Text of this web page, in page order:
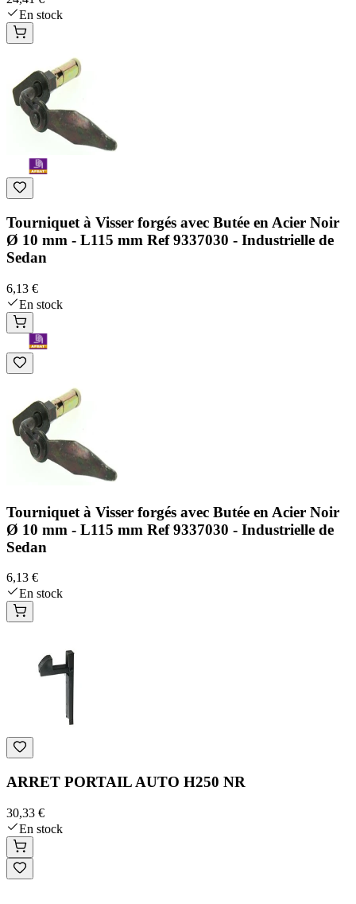
En stock
Tourniquet à Visser forgés avec Butée en Acier Noir
Ø 10 mm - L115 mm Ref 9337030 - Industrielle de
Sedan
6,13 €
En stock
Tourniquet à Visser forgés avec Butée en Acier Noir
Ø 10 mm - L115 mm Ref 9337030 - Industrielle de
Sedan
6,13 €
En stock
ARRET PORTAIL AUTO H250 NR
30,33 €
En stock